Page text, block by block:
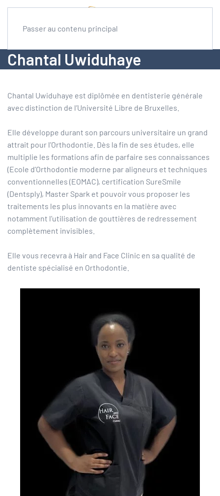
Passer au contenu principal
Chantal Uwiduhaye
Chantal Uwiduhaye est diplômée en dentisterie générale
avec distinction de l’Université Libre de Bruxelles.
Elle développe durant son parcours universitaire un grand
attrait pour l’Orthodontie. Dès la fin de ses études, elle
multiplie les formations afin de parfaire ses connaissances
(Ecole d’Orthodontie moderne par aligneurs et techniques
conventionnelles (EOMAC), certification SureSmile
(Dentsply), Master Spark et pouvoir vous proposer les
traitements les plus innovants en la matière avec
notamment l’utilisation de gouttières de redressement
complètement invisibles.
Elle vous recevra à Hair and Face Clinic en sa qualité de
dentiste spécialisé en Orthodontie.